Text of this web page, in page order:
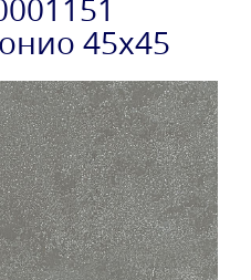
45x45